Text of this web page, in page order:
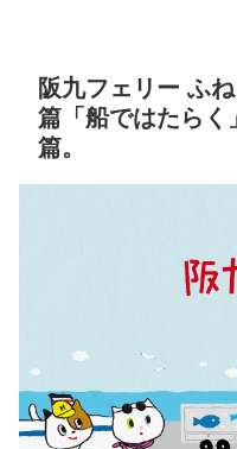
阪九フェリー ふ
篇「船ではたらく
篇。